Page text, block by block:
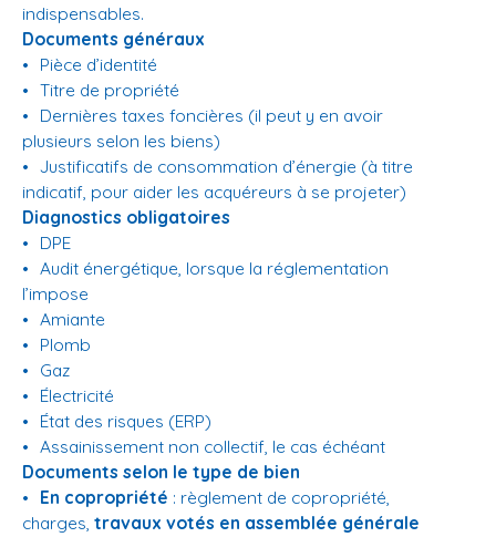
indispensables.
Documents généraux
Pièce d’identité
Titre de propriété
Dernières taxes foncières (il peut y en avoir
plusieurs selon les biens)
Justificatifs de consommation d’énergie (à titre
indicatif, pour aider les acquéreurs à se projeter)
Diagnostics obligatoires
DPE
Audit énergétique, lorsque la réglementation
l’impose
Amiante
Plomb
Gaz
Électricité
État des risques (ERP)
Assainissement non collectif, le cas échéant
Documents selon le type de bien
En copropriété : règlement de copropriété,
charges, travaux votés en assemblée générale